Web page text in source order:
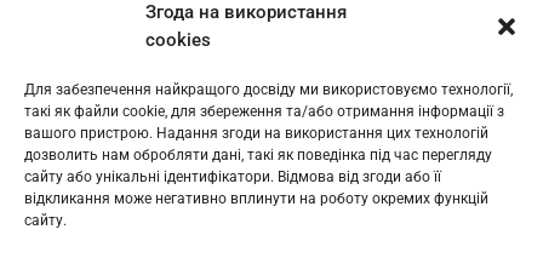
Згода на використання
cookies
Для забезпечення найкращого досвіду ми використовуємо технології,
такі як файли cookie, для збереження та/або отримання інформації з
вашого пристрою. Надання згоди на використання цих технологій
дозволить нам обробляти дані, такі як поведінка під час перегляду
сайту або унікальні ідентифікатори. Відмова від згоди або її
відкликання може негативно вплинути на роботу окремих функцій
сайту.
: L11-01410
: L11-01801
Косів: L11-01805
Гарасимів: L11-02274